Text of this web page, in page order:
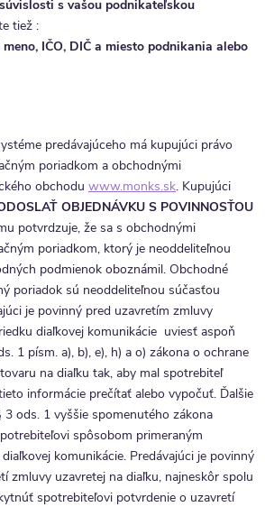
súvislosti s vašou podnikateľskou
tiež :
meno, IČO, DIČ a miesto podnikania alebo
predávajúceho má kupujúci právo
poriadkom a obchodnými
obchodu www.monks.sk. Kupujúci
OBJEDNÁVKU S POVINNOSŤOU
potvrdzuje, že sa s obchodnými
poriadkom, ktorý je neoddeliteľnou
podmienok oboznámil. Obchodné
poriadok sú neoddeliteľnou súčasťou
je povinný pred uzavretím zmluvy
diaľkovej komunikácie uviesť aspoň
1 písm. a), b), e), h) a o) zákona o ochrane
na diaľku tak, aby mal spotrebiteľ
informácie prečítať alebo vypočuť. Ďalšie
3 ods. 1 vyššie spomenutého zákona
spôsobom primeraným
komunikácie. Predávajúci je povinný
zmluvy uzavretej na diaľku, najneskôr spolu
spotrebiteľovi potvrdenie o uzavretí